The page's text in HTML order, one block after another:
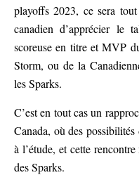
playoffs 2023, ce sera
canadien d’apprécier le
scoreuse en titre et MVP
Storm, ou de la
les Sparks.
C’est en tout cas un
Canada, où des
à l’étude, et cette
des Sparks.